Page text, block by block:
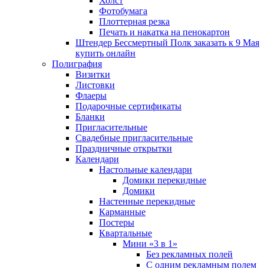
Фотобумага
Плоттерная резка
Печать и накатка на пенокартон
Штендер Бессмертный Полк заказать к 9 Мая
купить онлайн
Полиграфия
Визитки
Листовки
Флаеры
Подарочные сертификаты
Бланки
Пригласительные
Свадебные пригласительные
Праздничные открытки
Календари
Настольные календари
Домики перекидные
Домики
Настенные перекидные
Карманные
Постеры
Квартальные
Мини «3 в 1»
Без рекламных полей
С одним рекламным полем